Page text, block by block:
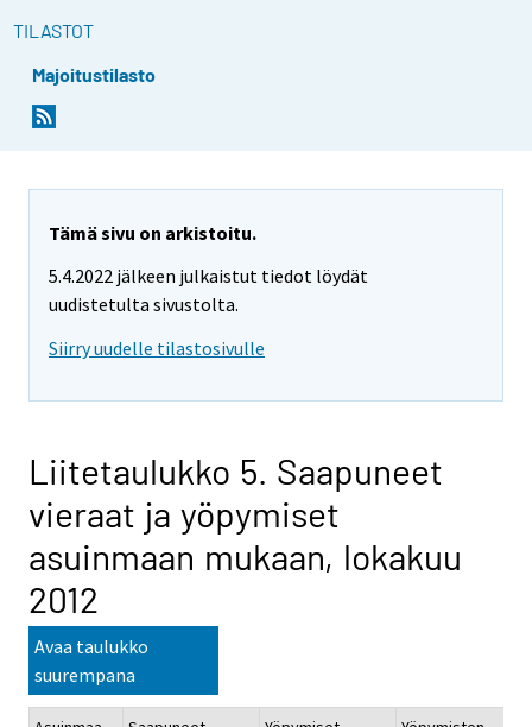
TILASTOT
Majoitustilasto
Tämä sivu on arkistoitu.
5.4.2022 jälkeen julkaistut tiedot löydät
uudistetulta sivustolta.
Siirry uudelle tilastosivulle
Liitetaulukko 5. Saapuneet
vieraat ja yöpymiset
asuinmaan mukaan, lokakuu
2012
Avaa taulukko
suurempana